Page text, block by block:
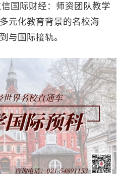
国际财经：师资团队教学
元化教育背景的名校海
与国际接轨。